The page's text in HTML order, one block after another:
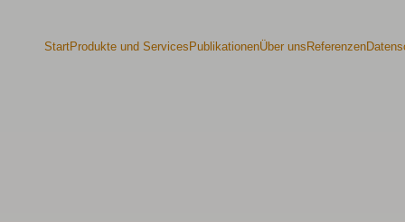
StartProdukte und Services PublikationenÜber uns Referenzen